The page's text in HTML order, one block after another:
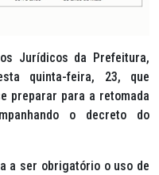
Jurídicos da Prefeitura,
quinta-feira, 23, que
preparar para a retomada
o decreto do
a ser obrigatório o uso de